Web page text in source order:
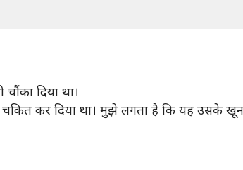
दिया था।
कर दिया था। मुझे लगता है कि यह उसके